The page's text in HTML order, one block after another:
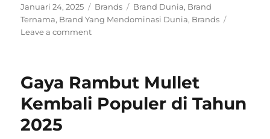
Posted
on
Januari 24, 2025 Categories
Brands Tags
Brand Dunia, Brand
Ternama, Brand Yang Mendominasi Dunia, Brands
Leave a commenton
yang
Mendominasi
Dunia
Gaya Rambut Mullet
Kembali Populer di Tahun
2025